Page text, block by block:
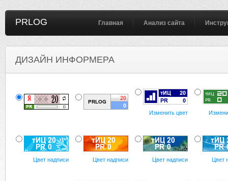
PRLOG Главная Анализ сайта
ДИЗАЙН ИНФОРМЕРА
Изменить цвет
Цвет надписи Цвет надписи Цвет надписи Цвет